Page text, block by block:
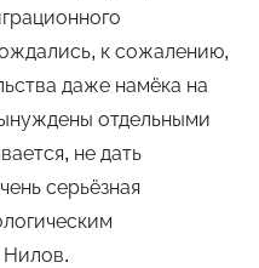
к сожалению,
даже намёка на
отдельными
не дать
серьёзная
Нилов.